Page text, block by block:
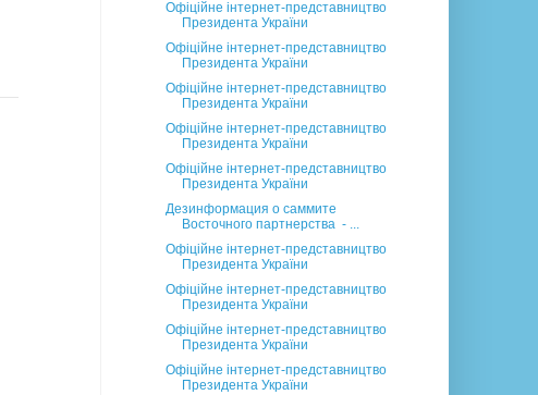
Офіційне інтернет-представництво
Президента України
Офіційне інтернет-представництво
Президента України
Офіційне інтернет-представництво
Президента України
Офіційне інтернет-представництво
Президента України
Офіційне інтернет-представництво
Президента України
Дезинформация о саммите
Восточного партнерства - ...
Офіційне інтернет-представництво
Президента України
Офіційне інтернет-представництво
Президента України
Офіційне інтернет-представництво
Президента України
Офіційне інтернет-представництво
Президента України